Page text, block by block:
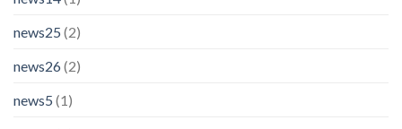
news25 (2)
news26(2)
news5 (1)